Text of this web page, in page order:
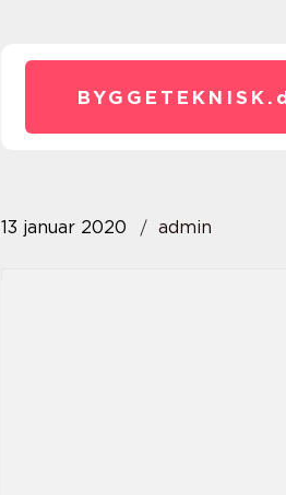
BYGGETEKNISK.
13 januar 2020 admin